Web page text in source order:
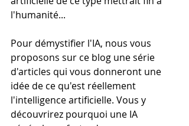
l'humanité...
Pour démystifier l'IA, nous vous
proposons sur ce blog une série
d'articles qui vous donneront une
idée de ce qu'est réellement
l'intelligence artificielle. Vous y
découvrirez pourquoi une IA